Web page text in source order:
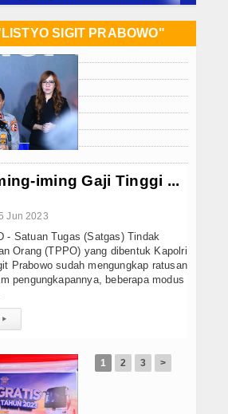
SIGIT PRABOWO"
iming Gaji Tinggi ...
Jun 2023
- Satuan Tugas (Satgas) Tindak
Orang (TPPO) yang dibentuk Kapolri
Prabowo sudah mengungkap ratusan
pengungkapannya, beberapa modus
▸
1 2 3 >